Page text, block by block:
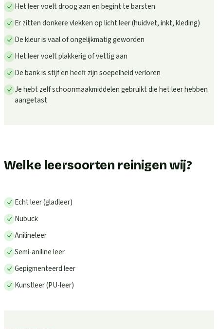
Het leer voelt droog aan en begint te barsten
Er zitten donkere vlekken op licht leer (huidvet, inkt, kleding)
De kleur is vaal of ongelijkmatig geworden
Het leer voelt plakkerig of vettig aan
De bank is stijf en heeft zijn soepelheid verloren
Je hebt zelf schoonmaakmiddelen gebruikt die het leer hebben
aangetast
Welke leersoorten reinigen wij?
Echt leer (gladleer)
Nubuck
Anilineleer
Semi-aniline leer
Gepigmenteerd leer
Kunstleer (PU-leer)